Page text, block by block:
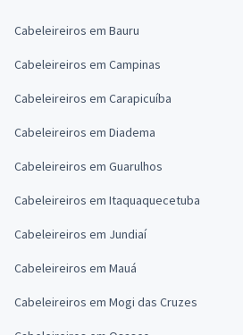
Cabeleireiros em Bauru
Cabeleireiros em Campinas
Cabeleireiros em Carapicuíba
Cabeleireiros em Diadema
Cabeleireiros em Guarulhos
Cabeleireiros em Itaquaquecetuba
Cabeleireiros em Jundiaí
Cabeleireiros em Mauá
Cabeleireiros em Mogi das Cruzes